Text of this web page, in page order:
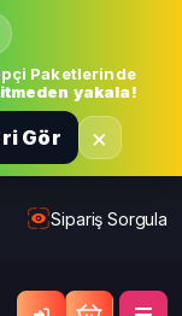
Paketlerinde
yakala!
Gör ×
Sipariş Sorgula